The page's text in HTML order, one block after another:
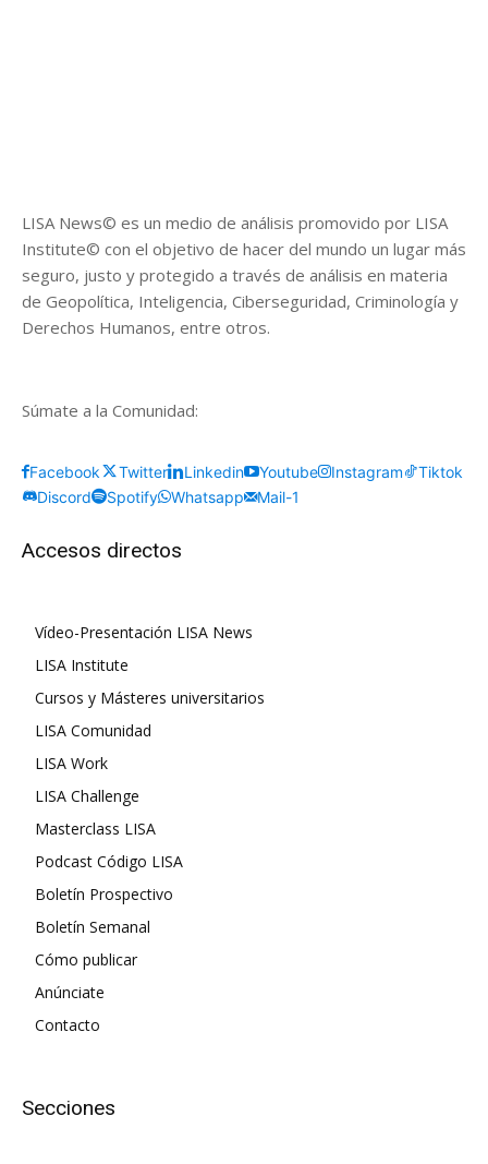
LISA News© es un medio de análisis promovido por LISA
Institute© con el objetivo de hacer del mundo un lugar más
seguro, justo y protegido a través de análisis en materia
de Geopolítica, Inteligencia, Ciberseguridad, Criminología y
Derechos Humanos, entre otros.
Súmate a la Comunidad:
Facebook Twitter Linkedin Youtube Instagram
Tiktok
Discord
Spotify Whatsapp Mail-1
Accesos directos
Vídeo-Presentación LISA News
LISA Institute
Cursos y Másteres universitarios
LISA Comunidad
LISA Work
LISA Challenge
Masterclass LISA
Podcast Código LISA
Boletín Prospectivo
Boletín Semanal
Cómo publicar
Anúnciate
Contacto
Secciones